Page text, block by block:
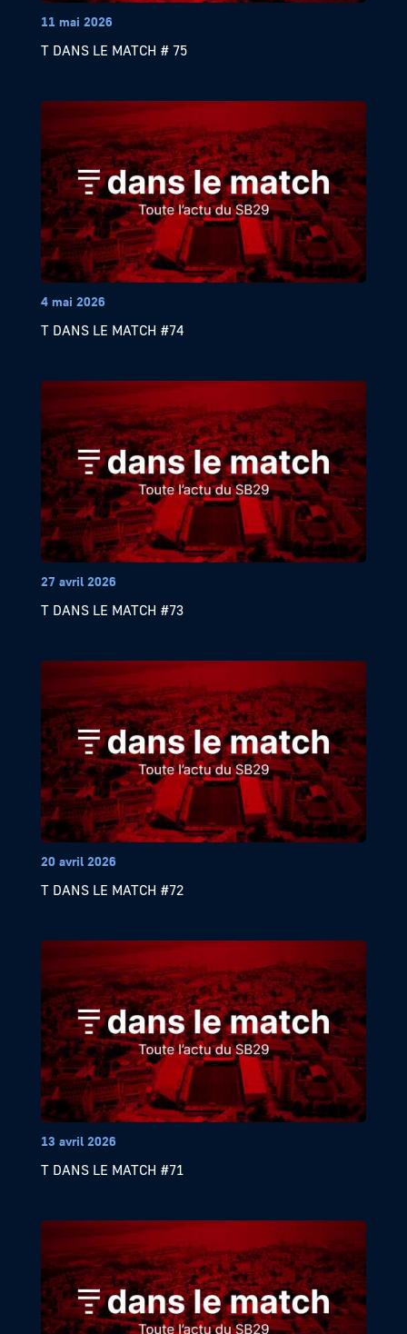
11 mai 2026
T DANS LE MATCH # 75
4 mai 2026
T DANS LE MATCH #74
27 avril 2026
T DANS LE MATCH #73
20 avril 2026
T DANS LE MATCH #72
13 avril 2026
T DANS LE MATCH #71